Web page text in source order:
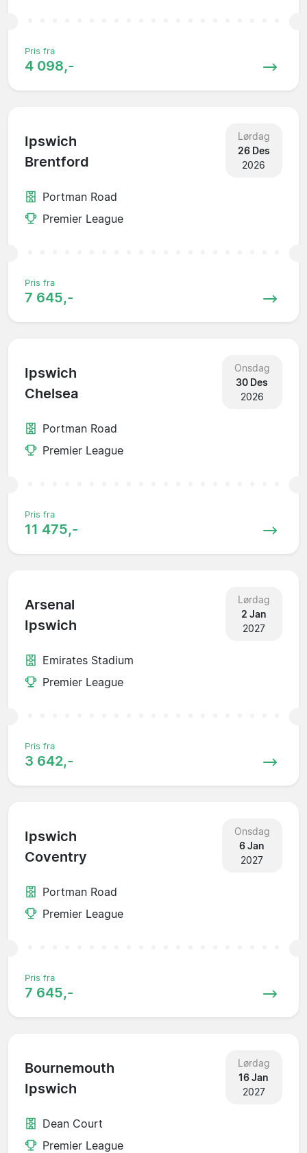
Pris fra
4 098,-
Ipswich
Brentford
Lørdag
26 Des
2026
Portman Road
Premier League
Pris fra
7 645,-
Ipswich
Chelsea
Onsdag
30 Des
2026
Portman Road
Premier League
Pris fra
11 475,-
Arsenal
Ipswich
Lørdag
2 Jan
2027
Emirates Stadium
Premier League
Pris fra
3 642,-
Ipswich
Coventry
Onsdag
6 Jan
2027
Portman Road
Premier League
Pris fra
7 645,-
Bournemouth
Ipswich
Lørdag
16 Jan
2027
Dean Court
Premier League